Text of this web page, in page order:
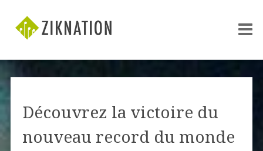
Découvrez la victoire du
nouveau record du monde